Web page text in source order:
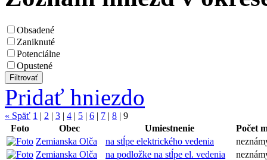
Obsadené
Zaniknuté
Potenciálne
Opustené
Pridať hniezdo
« Späť 1 | 2 | 3 | 4 | 5 | 6 | 7 | 8 | 9
Foto
Obec Umiestnenie
Počet
Zemianska Olča
na stĺpe elektrického vedenia
Zemianska Olča
na podložke na stĺpe el. vedenia